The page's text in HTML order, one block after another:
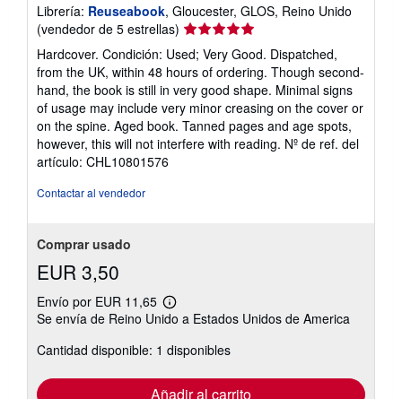
Librería: Reuseabook, Gloucester, GLOS, Reino Unido
(vendedor de 5 estrellas) Calificación
del
vendedor:
5
de
5
estrellas
Hardcover. Condición: Used; Very Good. Dispatched,
from the UK, within 48 hours of ordering. Though second-
hand, the book is still in very good shape. Minimal signs
of usage may include very minor creasing on the cover or
on the spine. Aged book. Tanned pages and age spots,
however, this will not interfere with reading. Nº de ref. del
artículo: CHL10801576
Contactar al vendedor
Comprar usado
EUR 3,50
Envío por EUR 11,65
Más
información
las
tarifas
envío
Se envía de Reino Unido a Estados Unidos de America
Cantidad disponible: 1 disponibles
Añadir al carrito